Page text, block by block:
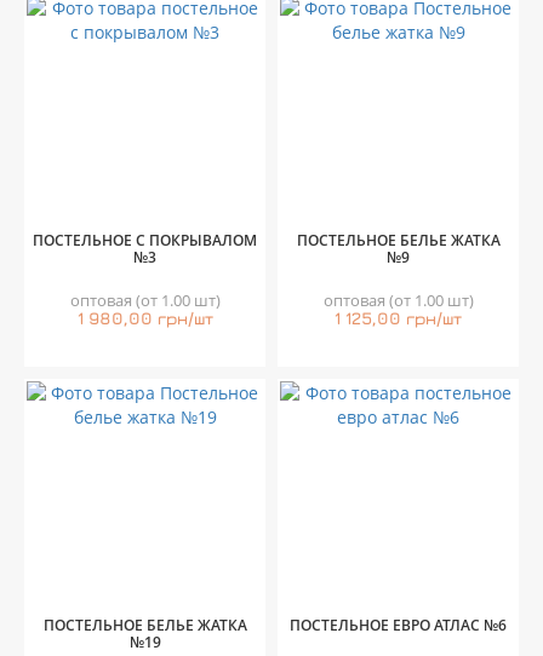
ПОСТЕЛЬНОЕ С ПОКРЫВАЛОМ
№3
оптовая (от 1.00 шт)
1 980,00 грн/шт
ПОСТЕЛЬНОЕ БЕЛЬЕ ЖАТКА
№9
оптовая (от 1.00 шт)
1 125,00 грн/шт
ПОСТЕЛЬНОЕ БЕЛЬЕ ЖАТКА
№19
ПОСТЕЛЬНОЕ ЕВРО АТЛАС №6